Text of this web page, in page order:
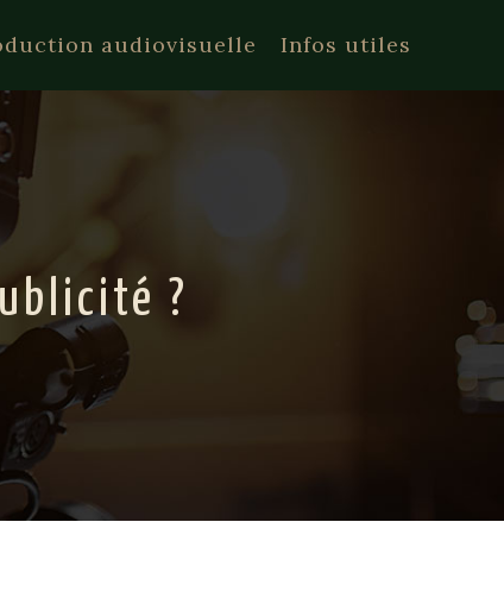
audiovisuelle Infos utiles
?